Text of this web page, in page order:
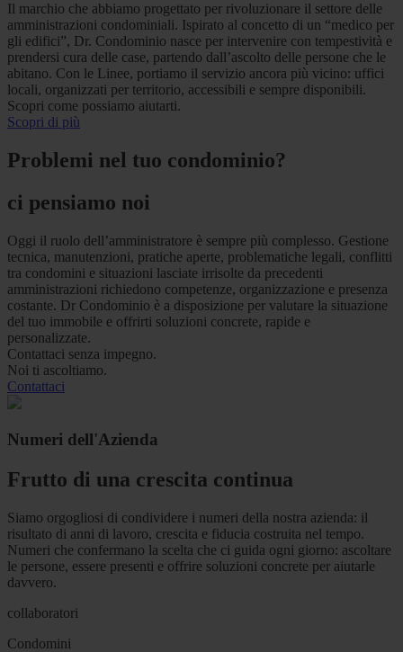
Il marchio che abbiamo progettato per rivoluzionare il settore delle
amministrazioni condominiali. Ispirato al concetto di un “medico per
gli edifici”, Dr. Condominio nasce per intervenire con tempestività e
prendersi cura delle case, partendo dall’ascolto delle persone che le
abitano. Con le Linee, portiamo il servizio ancora più vicino: uffici
locali, organizzati per territorio, accessibili e sempre disponibili.
Scopri come possiamo aiutarti.
Scopri di più
Problemi nel tuo condominio?
ci pensiamo noi
Oggi il ruolo dell’amministratore è sempre più complesso. Gestione
tecnica, manutenzioni, pratiche aperte, problematiche legali, conflitti
tra condomini e situazioni lasciate irrisolte da precedenti
amministrazioni richiedono competenze, organizzazione e presenza
costante. Dr Condominio è a disposizione per valutare la situazione
del tuo immobile e offrirti soluzioni concrete, rapide e
personalizzate.
Contattaci senza impegno.
Noi ti ascoltiamo.
Contattaci
Numeri dell'Azienda
Frutto di una crescita continua
Siamo orgogliosi di condividere i numeri della nostra azienda: il
risultato di anni di lavoro, crescita e fiducia costruita nel tempo.
Numeri che confermano la scelta che ci guida ogni giorno: ascoltare
le persone, essere presenti e offrire soluzioni concrete per aiutarle
davvero.
collaboratori
Condomini